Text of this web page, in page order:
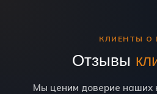
КЛИЕНТЫ О
Отзывы
Мы ценим доверие наших